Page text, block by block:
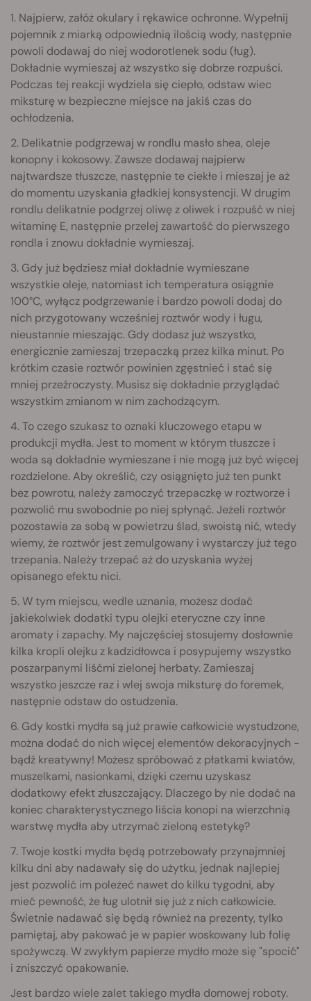
1. Najpierw, załóż okulary i rękawice ochronne. Wypełnij
pojemnik z miarką odpowiednią ilością wody, następnie
powoli dodawaj do niej wodorotlenek sodu (ług).
Dokładnie wymieszaj aż wszystko się dobrze rozpuści.
Podczas tej reakcji wydziela się ciepło, odstaw wiec
miksturę w bezpieczne miejsce na jakiś czas do
ochłodzenia.
2. Delikatnie podgrzewaj w rondlu masło shea, oleje
konopny i kokosowy. Zawsze dodawaj najpierw
najtwardsze tłuszcze, następnie te ciekłe i mieszaj je aż
do momentu uzyskania gładkiej konsystencji. W drugim
rondlu delikatnie podgrzej oliwę z oliwek i rozpuść w niej
witaminę E, następnie przelej zawartość do pierwszego
rondla i znowu dokładnie wymieszaj.
3. Gdy już będziesz miał dokładnie wymieszane
wszystkie oleje, natomiast ich temperatura osiągnie
100°C, wyłącz podgrzewanie i bardzo powoli dodaj do
nich przygotowany wcześniej roztwór wody i ługu,
nieustannie mieszając. Gdy dodasz już wszystko,
energicznie zamieszaj trzepaczką przez kilka minut. Po
krótkim czasie roztwór powinien zgęstnieć i stać się
mniej przeźroczysty. Musisz się dokładnie przyglądać
wszystkim zmianom w nim zachodzącym.
4. To czego szukasz to oznaki kluczowego etapu w
produkcji mydła. Jest to moment w którym tłuszcze i
woda są dokładnie wymieszane i nie mogą już być więcej
rozdzielone. Aby określić, czy osiągnięto już ten punkt
bez powrotu, należy zamoczyć trzepaczkę w roztworze i
pozwolić mu swobodnie po niej spłynąć. Jeżeli roztwór
pozostawia za sobą w powietrzu ślad, swoistą nić, wtedy
wiemy, że roztwór jest zemulgowany i wystarczy już tego
trzepania. Należy trzepać aż do uzyskania wyżej
opisanego efektu nici.
5. W tym miejscu, wedle uznania, możesz dodać
jakiekolwiek dodatki typu olejki eteryczne czy inne
aromaty i zapachy. My najczęściej stosujemy dosłownie
kilka kropli olejku z kadzidłowca i posypujemy wszystko
poszarpanymi liśćmi zielonej herbaty. Zamieszaj
wszystko jeszcze raz i wlej swoja miksturę do foremek,
następnie odstaw do ostudzenia.
6. Gdy kostki mydła są już prawie całkowicie wystudzone,
można dodać do nich więcej elementów dekoracyjnych -
bądź kreatywny! Możesz spróbować z płatkami kwiatów,
muszelkami, nasionkami, dzięki czemu uzyskasz
dodatkowy efekt złuszczający. Dlaczego by nie dodać na
koniec charakterystycznego liścia konopi na wierzchnią
warstwę mydła aby utrzymać zieloną estetykę?
7. Twoje kostki mydła będą potrzebowały przynajmniej
kilku dni aby nadawały się do użytku, jednak najlepiej
jest pozwolić im poleżeć nawet do kilku tygodni, aby
mieć pewność, że ług ulotnił się już z nich całkowicie.
Świetnie nadawać się będą również na prezenty, tylko
pamiętaj, aby pakować je w papier woskowany lub folię
spożywczą. W zwykłym papierze mydło może się "spocić"
i zniszczyć opakowanie.
Jest bardzo wiele zalet takiego mydła domowej roboty.